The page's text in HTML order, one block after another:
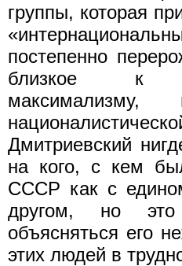
группы, которая
постепенно
близкое к
Дмитриевский
на кого, с кем
СССР как с
другом, но
объясняться его
этих людей в